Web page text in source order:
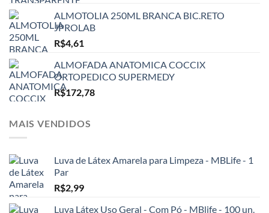
ALMOTOLIA 250ML BRANCA BIC.RETO
JPROLAB
R$4,61
ALMOFADA ANATOMICA COCCIX
ORTOPEDICO SUPERMEDY
R$172,78
MAIS VENDIDOS
Luva de Látex Amarela para Limpeza - MBLife - 1
Par
R$2,99
Luva Látex Uso Geral - Com Pó - MBlife - 100 un.